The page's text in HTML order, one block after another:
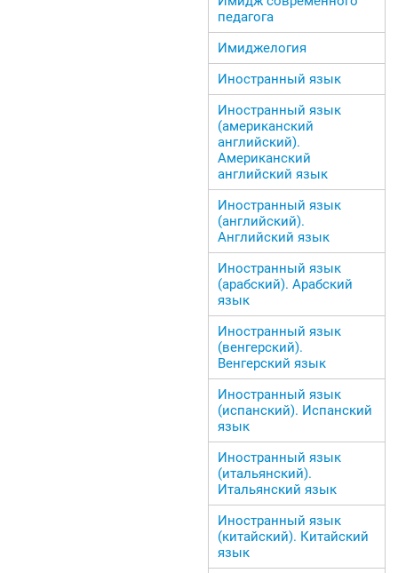
педагога
Имиджелогия
Иностранный язык
Иностранный язык
(американский
английский).
Американский
английский язык
Иностранный язык
(английский).
Английский язык
Иностранный язык
(арабский). Арабский
язык
Иностранный язык
(венгерский).
Венгерский язык
Иностранный язык
(испанский). Испанский
язык
Иностранный язык
(итальянский).
Итальянский язык
Иностранный язык
(китайский). Китайский
язык